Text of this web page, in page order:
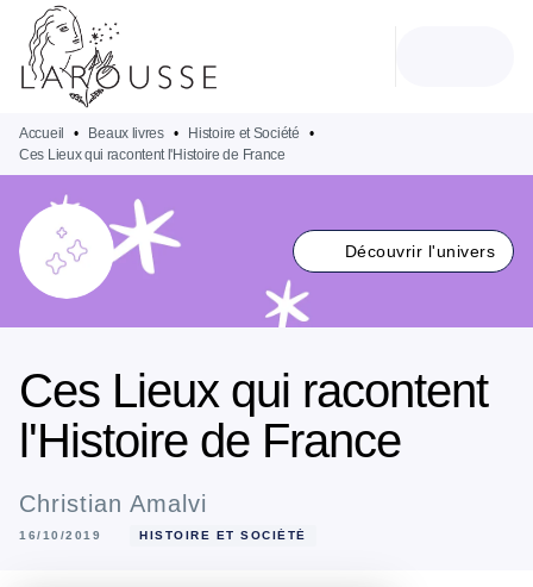
MENU
PIED DE PAGE
Accueil • Beaux livres • Histoire et Société
•
Ces Lieux qui racontent l'Histoire de France
Découvrir l'univers
Ces Lieux qui racontent
l'Histoire de France
Christian Amalvi
16/10/2019 HISTOIRE ET SOCIÉTÉ